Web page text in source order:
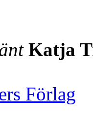
Katja
Förlag